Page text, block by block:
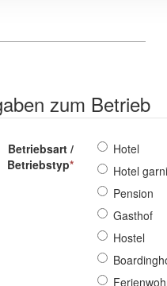
zum Betrieb
Betriebsart /
Betriebstyp*
Hotel
Hotel garni
Pension
Gasthof
Hostel